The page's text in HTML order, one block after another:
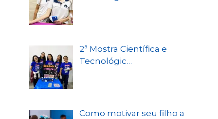
2ª Mostra Científica e
Tecnológic…
Como motivar seu filho a